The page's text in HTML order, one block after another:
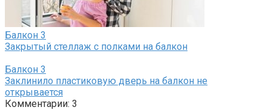
Балкон 3
Закрытый стеллаж с полками на балкон
Балкон 3
Заклинило пластиковую дверь на балкон не
открывается
Комментарии: 3